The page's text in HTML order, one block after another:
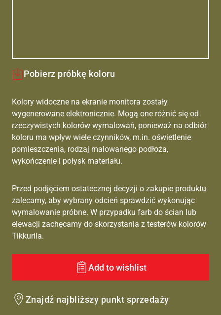
Pobierz próbkę koloru
Kolory widoczne na ekranie monitora zostały
wygenerowane elektronicznie. Mogą one różnić się od
rzeczywistych kolorów wymalowań, ponieważ na odbiór
koloru ma wpływ wiele czynników, m.in. oświetlenie
pomieszczenia, rodzaj malowanego podłoża,
wykończenie i połysk materiału.
Przed podjęciem ostatecznej decyzji o zakupie produktu
zalecamy, aby wybrany odcień sprawdzić wykonując
wymalowanie próbne. W przypadku farb do ścian lub
elewacji zachęcamy do skorzystania z testerów kolorów
Tikkurila.
Add to wishlist
Znajdź najbliższy punkt sprzedaży